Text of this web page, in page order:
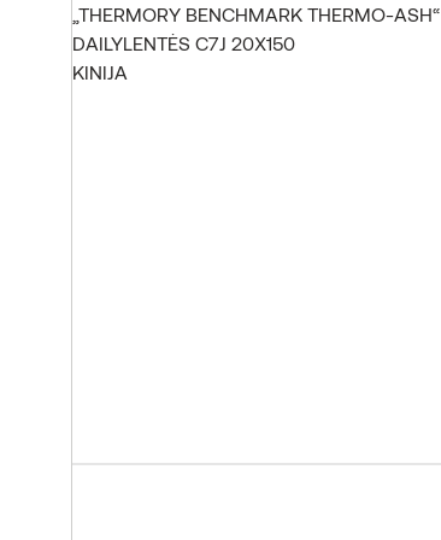
„THERMORY BENCHMARK THERMO-ASH“
DAILYLENTĖS C7J 20X150
KINIJA